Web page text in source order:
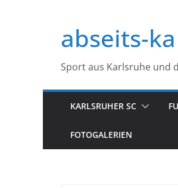
springenabseits-ka
Sport aus Karlsruhe und
KARLSRUHER SC
FOTOGALERIEN